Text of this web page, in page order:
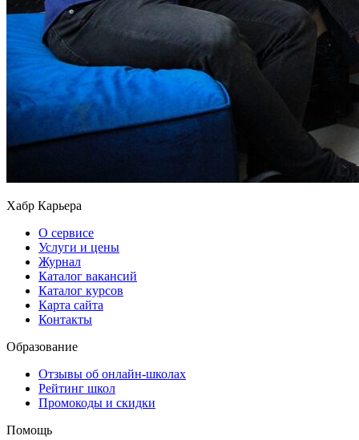
Хабр Карьера
О сервисе
Услуги и цены
Журнал
Каталог вакансий
Каталог курсов
Карта сайта
Контакты
Образование
Отзывы об онлайн-школах
Рейтинг школ
Промокоды и скидки
Помощь